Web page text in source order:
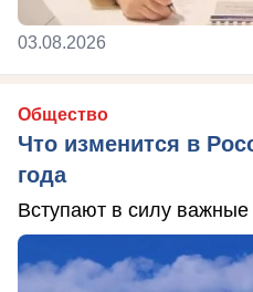
03.08.2026
Общество
Что изменится в
года
Вступают в силу важные